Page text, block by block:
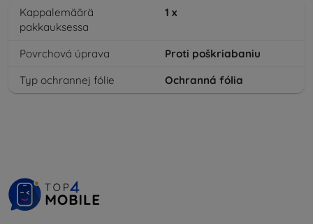
Kappalemäärä
pakkauksessa
1 x
Povrchová úprava
Proti poškriabaniu
Typ ochrannej fólie
Ochranná fólia